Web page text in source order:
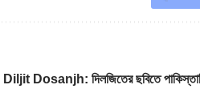
Diljit Dosanjh: দিলজিতের ছবিতে